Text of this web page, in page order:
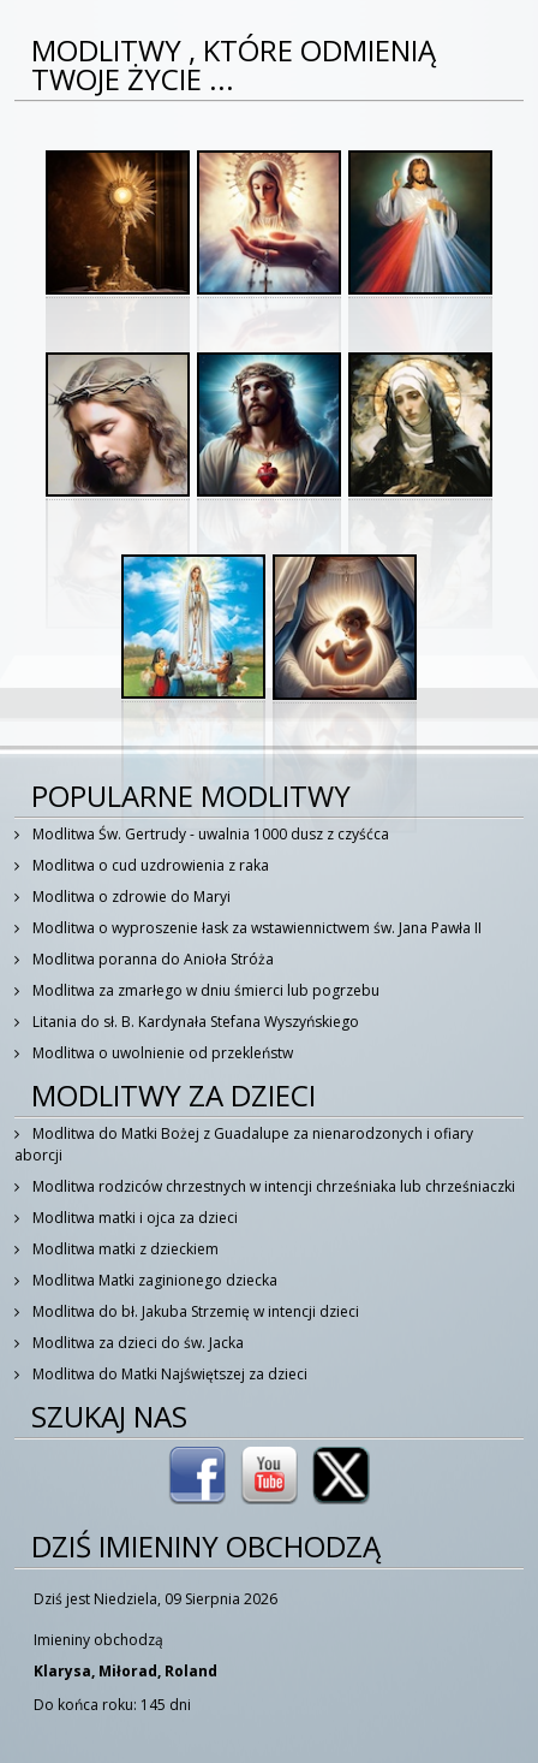
MODLITWY , KTÓRE ODMIENIĄ
TWOJE ŻYCIE ...
POPULARNE MODLITWY
Modlitwa Św. Gertrudy - uwalnia 1000 dusz z czyśćca
Modlitwa o cud uzdrowienia z raka
Modlitwa o zdrowie do Maryi
Modlitwa o wyproszenie łask za wstawiennictwem św. Jana Pawła II
Modlitwa poranna do Anioła Stróża
Modlitwa za zmarłego w dniu śmierci lub pogrzebu
Litania do sł. B. Kardynała Stefana Wyszyńskiego
Modlitwa o uwolnienie od przekleństw
MODLITWY ZA DZIECI
Modlitwa do Matki Bożej z Guadalupe za nienarodzonych i ofiary
aborcji
Modlitwa rodziców chrzestnych w intencji chrześniaka lub chrześniaczki
Modlitwa matki i ojca za dzieci
Modlitwa matki z dzieckiem
Modlitwa Matki zaginionego dziecka
Modlitwa do bł. Jakuba Strzemię w intencji dzieci
Modlitwa za dzieci do św. Jacka
Modlitwa do Matki Najświętszej za dzieci
SZUKAJ NAS
DZIŚ IMIENINY OBCHODZĄ
Dziś jest Niedziela, 09 Sierpnia 2026
Imieniny obchodzą
Klarysa, Miłorad, Roland
Do końca roku: 145 dni